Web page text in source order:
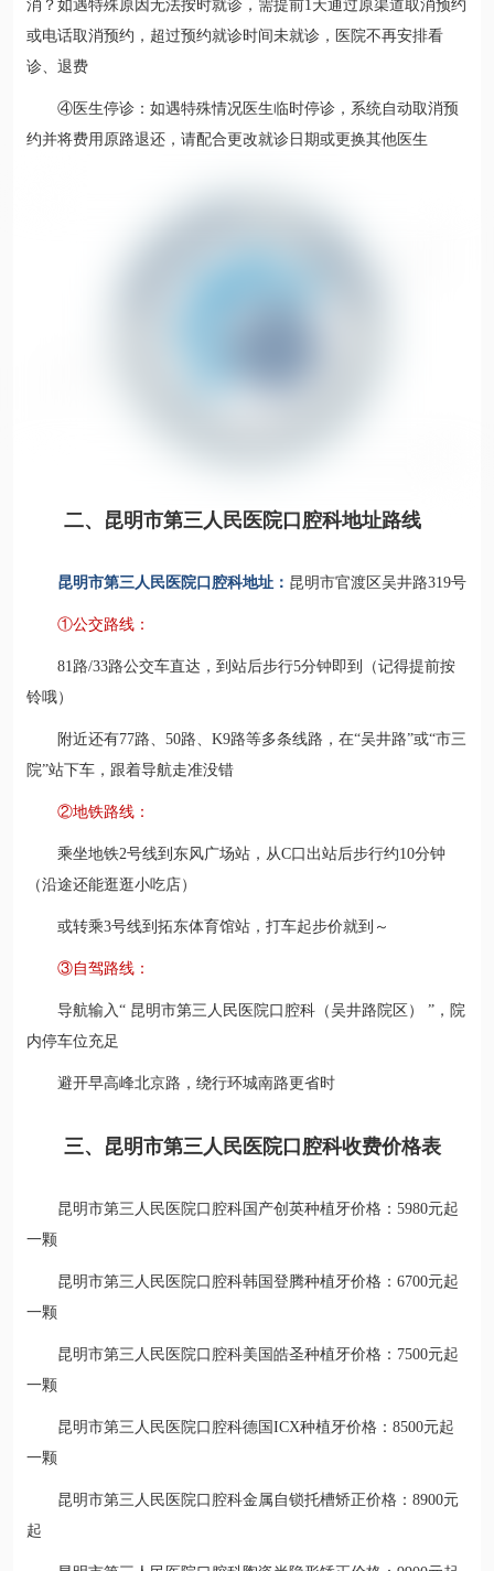
消？如遇特殊原因无法按时就诊，需提前1天通过原渠道取消预约
或电话取消预约，超过预约就诊时间未就诊，医院不再安排看
诊、退费
④医生停诊：如遇特殊情况医生临时停诊，系统自动取消预
约并将费用原路退还，请配合更改就诊日期或更换其他医生
二、昆明市第三人民医院口腔科地址路线
昆明市第三人民医院口腔科地址： 昆明市官渡区吴井路319号
①公交路线：
81路/33路公交车直达，到站后步行5分钟即到（记得提前按
铃哦）
附近还有77路、50路、K9路等多条线路，在“吴井路”或“市三
院”站下车，跟着导航走准没错
②地铁路线：
乘坐地铁2号线到东风广场站，从C口出站后步行约10分钟
（沿途还能逛逛小吃店）
或转乘3号线到拓东体育馆站，打车起步价就到～
③自驾路线：
导航输入“ 昆明市第三人民医院口腔科（吴井路院区） ”，院
内停车位充足
避开早高峰北京路，绕行环城南路更省时
三、昆明市第三人民医院口腔科收费价格表
昆明市第三人民医院口腔科国产创英种植牙价格：5980元起
一颗
昆明市第三人民医院口腔科韩国登腾种植牙价格：6700元起
一颗
昆明市第三人民医院口腔科美国皓圣种植牙价格：7500元起
一颗
昆明市第三人民医院口腔科德国ICX种植牙价格：8500元起
一颗
昆明市第三人民医院口腔科金属自锁托槽矫正价格：8900元
起